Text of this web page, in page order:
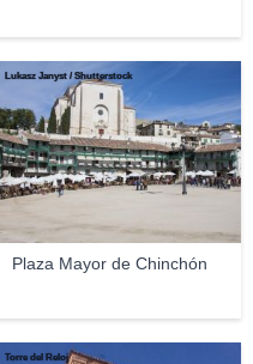
Plaza Mayor de Chinchón
Lukasz Janyst / Shutterstock
Torre del Reloj